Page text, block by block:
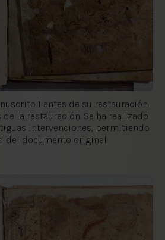
1 antes de su restauración.
de la restauración. Se ha realizado
intervenciones, permitiendo
del documento original.